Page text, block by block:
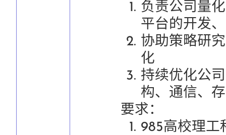
负责公司量
平台的开发
协助策略研
化
持续优化公
构、通信、
要求：
985高校理工